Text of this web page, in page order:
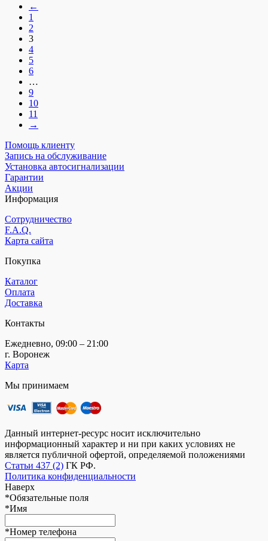
←
1
2
3
4
5
6
…
9
10
11
→
Помощь клиенту
Запись на обслуживание
Установка автосигнализации
Гарантии
Акции
Информация
Сотрудничество
F.A.Q.
Карта сайта
Покупка
Каталог
Оплата
Доставка
Контакты
Ежедневно, 09:00 – 21:00
г. Воронеж
Карта
Мы принимаем
Данный интернет-ресурс носит исключительно
информационный характер и ни при каких условиях не
является публичной офертой, определяемой положениями
Статьи 437 (2) ГК РФ.
Политика конфиденциальности
Наверх
*Обязательные поля
*Имя
*Номер телефона